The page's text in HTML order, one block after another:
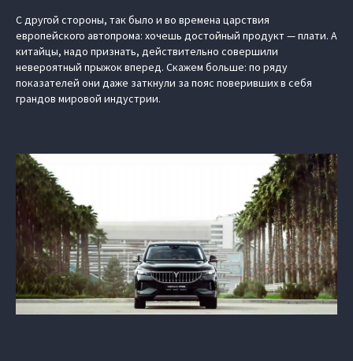
С другой стороны, так было и во времена царствия
европейского автопрома: хочешь достойный продукт — плати. А
китайцы, надо признать, действительно совершили
невероятный прыжок вперед. Скажем больше: по ряду
показателей они даже заткнули за пояс поверивших в себя
грандов мировой индустрии.